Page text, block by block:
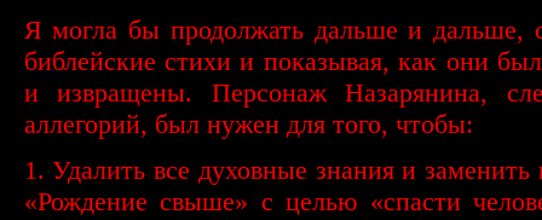
Я могла бы продолжать дальше и дальше,
библейские стихи и показывая, как они
и извращены. Персонаж Назарянина,
аллегорий, был нужен для того, чтобы:
1. Удалить все духовные знания и
«Рождение свыше» с целью «спасти